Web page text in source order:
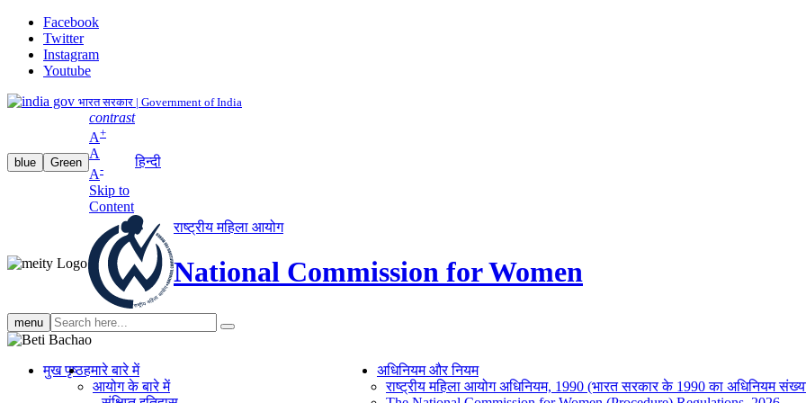
Facebook
Twitter
Instagram
Youtube
भारत सरकार | Government of India
blue Green
contrast
A+
A
A-
Skip to
Content
हिन्दी
राष्ट्रीय महिला आयोग
National Commission for Women
menu Search
search
मुख पृष्ठहमारे बारे में
आयोग के बारे में
अधिनियम और नियम
राष्ट्रीय महिला आयोग अधिनियम, 1990 (भारत सरकार के 1990 का अधिनियम